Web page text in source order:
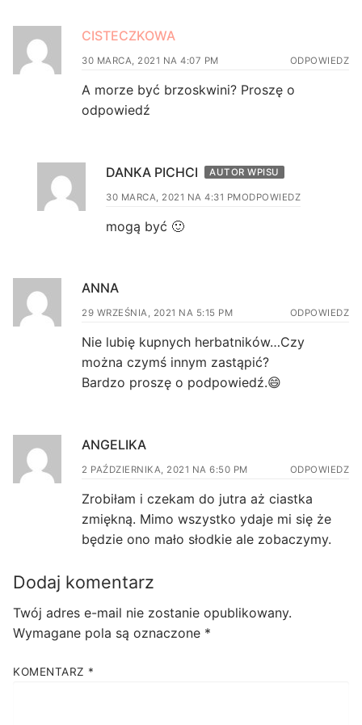
CISTECZKOWA
30 MARCA, 2021 NA 4:07 PM ODPOWIEDZ
A morze być brzoskwini? Proszę o
odpowiedź
DANKA PICHCI AUTOR WPISU
30 MARCA, 2021 NA 4:31 PMODPOWIEDZ
mogą być 🙂
ANNA
29 WRZEŚNIA, 2021 NA 5:15 PM ODPOWIEDZ
Nie lubię kupnych herbatników…Czy
można czymś innym zastąpić?
Bardzo proszę o podpowiedź.😄
ANGELIKA
2 PAŹDZIERNIKA, 2021 NA 6:50 PM ODPOWIEDZ
Zrobiłam i czekam do jutra aż ciastka
zmiękną. Mimo wszystko ydaje mi się że
będzie ono mało słodkie ale zobaczymy.
Dodaj komentarz
Twój adres e-mail nie zostanie opublikowany.
Wymagane pola są oznaczone *
KOMENTARZ *